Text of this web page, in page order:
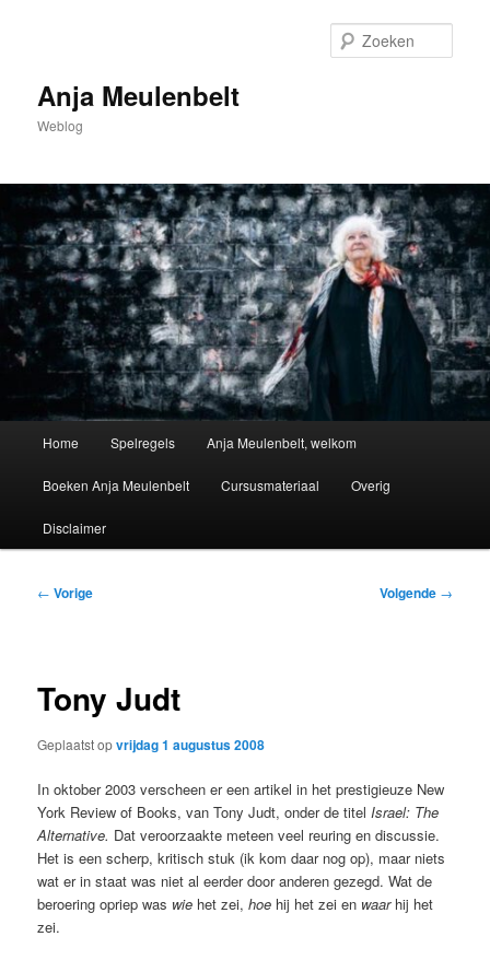
inhoudAnja Meulenbelt
Weblog
Home Spelregels Anja Meulenbelt, welkom
Boeken Anja Meulenbelt Cursusmateriaal Overig
Disclaimer
Bericht
← Vorige Volgende →
Tony Judt
Geplaatst opvrijdag 1 augustus 2008
In oktober 2003 verscheen er een artikel in het prestigieuze New
York Review of Books, van Tony Judt, onder de titelIsrael: The
Alternative. Dat veroorzaakte meteen veel reuring en discussie.
Het is een scherp, kritisch stuk (ik kom daar nog op), maar niets
wat er in staat was niet al eerder door anderen gezegd. Wat de
beroering opriep was wie het zei,hoe hij het zei en waarhij het
zei.